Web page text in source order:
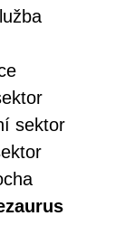
sektor